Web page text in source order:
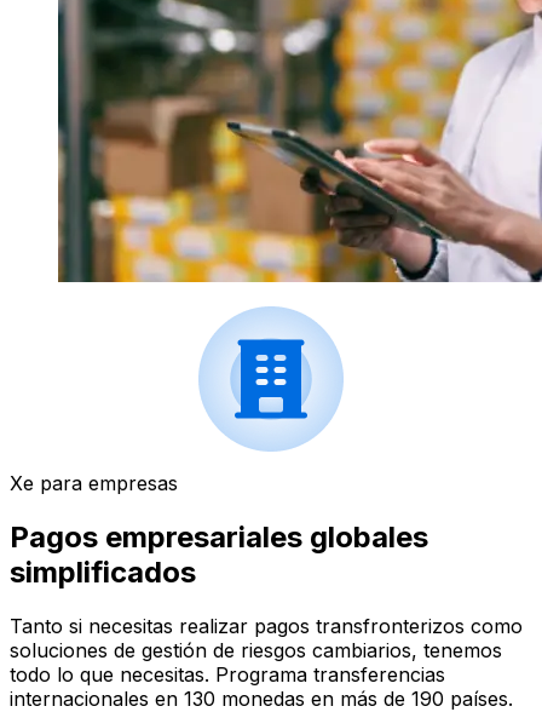
Xe para empresas
Pagos empresariales globales
simplificados
Tanto si necesitas realizar pagos transfronterizos como
soluciones de gestión de riesgos cambiarios, tenemos
todo lo que necesitas. Programa transferencias
internacionales en 130 monedas en más de 190 países.